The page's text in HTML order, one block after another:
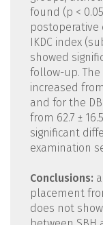
found (p <
postoperative
IKDC index
showed
follow-up. The
increased from
and for the
from 62.7 ±
significant
examination
Conclusions:
placement
does not